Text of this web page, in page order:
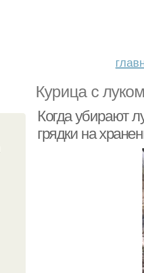
Курица с
Когда убирают
грядки на